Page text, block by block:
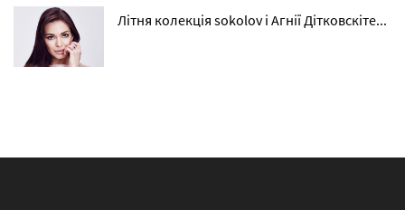
Літня колекція sokolov і Агнії Дітковскіте...